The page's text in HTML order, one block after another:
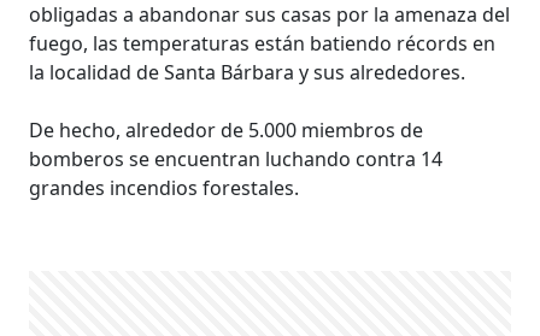
obligadas a abandonar sus casas por la amenaza del
fuego, las temperaturas están batiendo récords en
la localidad de Santa Bárbara y sus alrededores.
De hecho, alrededor de 5.000 miembros de
bomberos se encuentran luchando contra 14
grandes incendios forestales.